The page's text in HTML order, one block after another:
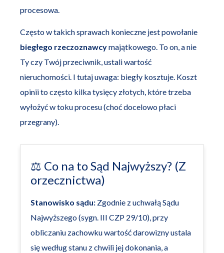
procesowa.
Często w takich sprawach konieczne jest powołanie
biegłego rzeczoznawcymajątkowego. To on, a nie
Ty czy Twój przeciwnik, ustali wartość
nieruchomości. I tutaj uwaga: biegły kosztuje. Koszt
opinii to często kilka tysięcy złotych, które trzeba
wyłożyć w toku procesu (choć docelowo płaci
przegrany).
⚖️ Co na to Sąd Najwyższy? (Z
orzecznictwa)
Stanowisko sądu: Zgodnie z uchwałą Sądu
Najwyższego (sygn. III CZP 29/10), przy
obliczaniu zachowku wartość darowizny ustala
się według stanu z chwili jej dokonania, a